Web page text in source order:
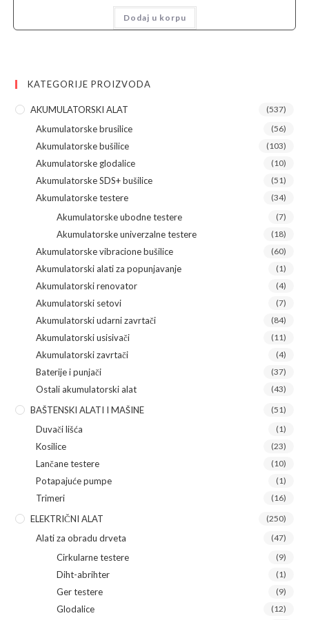
je
bila:
5.450,00 рсд.
Dodaj u korpu
KATEGORIJE PROIZVODA
AKUMULATORSKI ALAT (537)
Akumulatorske brusilice (56)
Akumulatorske bušilice (103)
Akumulatorske glodalice (10)
Akumulatorske SDS+ bušilice (51)
Akumulatorske testere (34)
Akumulatorske ubodne testere (7)
Akumulatorske univerzalne testere (18)
Akumulatorske vibracione bušilice (60)
Akumulatorski alati za popunjavanje (1)
Akumulatorski renovator (4)
Akumulatorski setovi (7)
Akumulatorski udarni zavrtači (84)
Akumulatorski usisivači (11)
Akumulatorski zavrtači (4)
Baterije i punjači (37)
Ostali akumulatorski alat (43)
BAŠTENSKI ALATI I MAŠINE (51)
Duvači lišća (1)
Kosilice (23)
Lančane testere (10)
Potapajuće pumpe (1)
Trimeri (16)
ELEKTRIČNI ALAT (250)
Alati za obradu drveta (47)
Cirkularne testere (9)
Diht-abrihter (1)
Ger testere (9)
Glodalice (12)